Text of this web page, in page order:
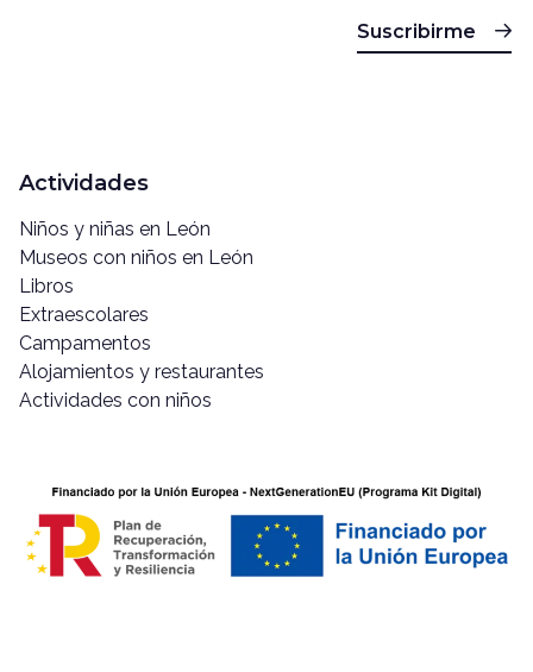
Suscribirme
Actividades
Niños y niñas en León
Museos con niños en León
Libros
Extraescolares
Campamentos
Alojamientos y restaurantes
Actividades con niños